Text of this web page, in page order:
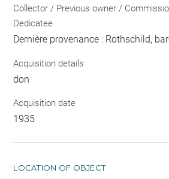
Collector / Previous owner /
Dedicatee
Dernière provenance : Rothschild,
Acquisition details
don
Acquisition date
1935
LOCATION OF OBJECT